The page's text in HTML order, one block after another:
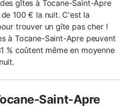
gîtes à Tocane-Saint-Apre
100 € la nuit. C'est la
trouver un gîte pas cher !
à Tocane-Saint-Apre peuvent
% coûtent même en moyenne
Saint-Apre